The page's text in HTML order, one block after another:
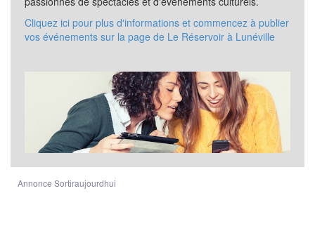
Cliquez ici pour plus d'informations et commencez à publier
vos événements sur la page de Le Réservoir à Lunéville
Annonce Sortiraujourdhui